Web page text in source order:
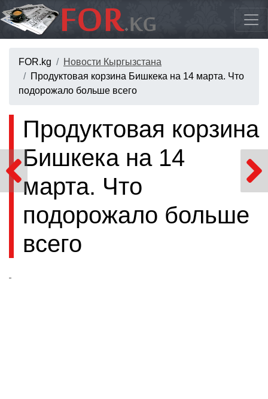
FOR.kg
Новости Кыргызстана
Продуктовая корзина Бишкека на 14 марта. Что
подорожало больше всего
Продуктовая корзина
Бишкека на 14
марта. Что
подорожало больше
всего